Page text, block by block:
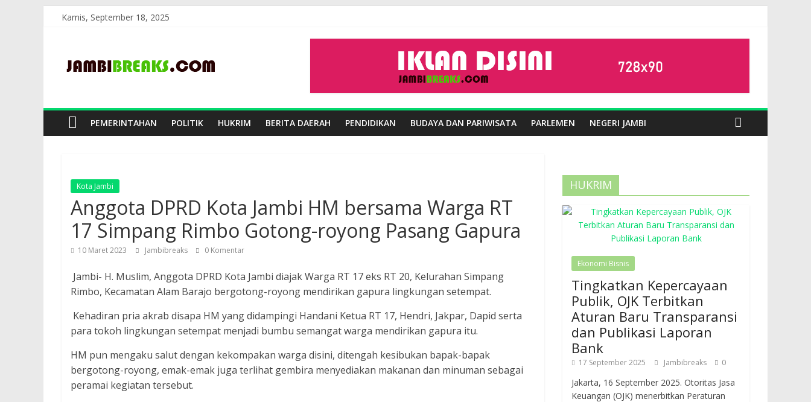
Kamis, September 18, 2025
JambiBreaks
PEMERINTAHAN POLITIK HUKRIM BERITA DAERAH PENDIDIKAN BUDAYA DAN PARIWISATA PARLEMEN NEGERI JAMBI
Kota Jambi
Anggota DPRD Kota Jambi HM bersama Warga RT
17 Simpang Rimbo Gotong-royong Pasang Gapura
10 Maret 2023 Jambibreaks 0 Komentar
Jambi- H. Muslim, Anggota DPRD Kota Jambi diajak Warga RT 17 eks RT 20, Kelurahan Simpang
Rimbo, Kecamatan Alam Barajo bergotong-royong mendirikan gapura lingkungan setempat.
Kehadiran pria akrab disapa HM yang didampingi Handani Ketua RT 17, Hendri, Jakpar, Dapid serta
para tokoh lingkungan setempat menjadi bumbu semangat warga mendirikan gapura itu.
HM pun mengaku salut dengan kekompakan warga disini, ditengah kesibukan bapak-bapak
bergotong-royong, emak-emak juga terlihat gembira menyediakan makanan dan minuman sebagai
peramai kegiatan tersebut.
HUKRIM
Ekonomi Bisnis
Tingkatkan Kepercayaan
Publik, OJK Terbitkan
Aturan Baru Transparansi
dan Publikasi Laporan
Bank
17 September 2025 Jambibreaks 0
Jakarta, 16 September 2025. Otoritas Jasa
Keuangan (OJK) menerbitkan Peraturan